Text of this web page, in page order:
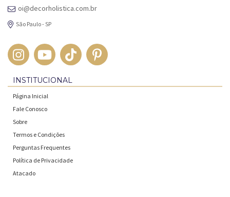
oi@decorholistica.com.br
São Paulo - SP
INSTITUCIONAL
Página Inicial
Fale Conosco
Sobre
Termos e Condições
Perguntas Frequentes
Política de Privacidade
Atacado